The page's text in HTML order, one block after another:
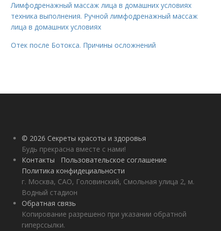
Лимфодренажный массаж лица в домашних условиях
техника выполнения. Ручной лимфодренажный массаж
лица в домашних условиях
Отек после Ботокса. Причины осложнений
© 2026 Секреты красоты и здоровья
Будь прекрасна вместе с нами!
Контакты
Пользовательское соглашение
Политика конфидециальности
г. Москва, САО, Головинский, Смольная улица 2, м.
Водный стадион
Обратная связь
Копирование разрешено при указании обратной
гиперссылки.